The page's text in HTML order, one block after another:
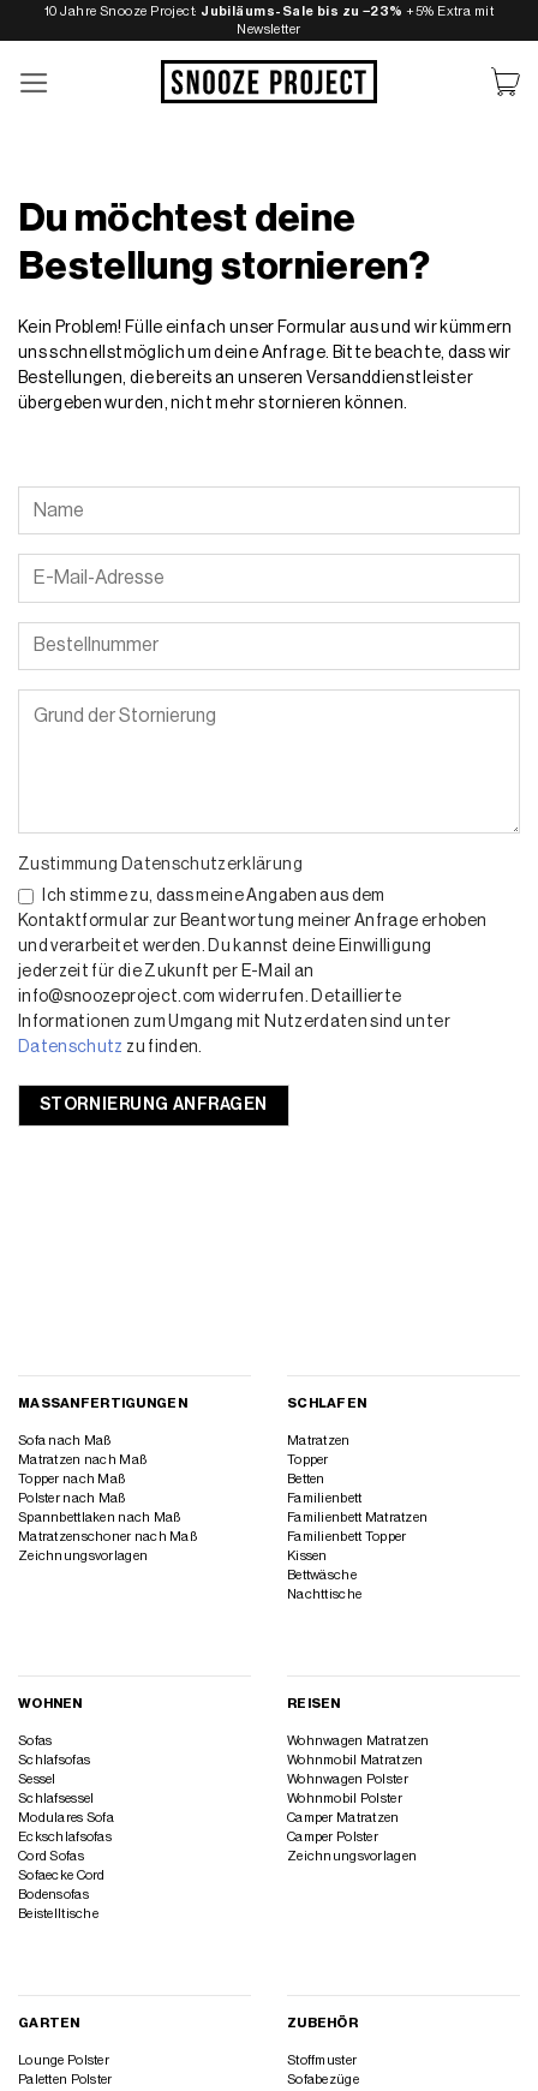
Inhalt
springen
10 Jahre Snooze Project: Jubiläums-Sale bis zu −23% +5% Extra mit
Newsletter
Du möchtest deine
Bestellung stornieren?
Kein Problem! Fülle einfach unser Formular aus und wir kümmern
uns schnellstmöglich um deine Anfrage. Bitte beachte, dass wir
Bestellungen, die bereits an unseren Versanddienstleister
übergeben wurden, nicht mehr stornieren können.
Zustimmung Datenschutzerklärung
Ich stimme zu, dass meine Angaben aus dem
Kontaktformular zur Beantwortung meiner Anfrage erhoben
und verarbeitet werden. Du kannst deine Einwilligung
jederzeit für die Zukunft per E-Mail an
info@snoozeproject.com widerrufen. Detaillierte
Informationen zum Umgang mit Nutzerdaten sind unter
Datenschutz zu finden.
MASSANFERTIGUNGEN
Sofa nach Maß
Matratzen nach Maß
Topper nach Maß
Polster nach Maß
Spannbettlaken nach Maß
Matratzenschoner nach Maß
Zeichnungsvorlagen
SCHLAFEN
Matratzen
Topper
Betten
Familienbett
Familienbett Matratzen
Familienbett Topper
Kissen
Bettwäsche
Nachttische
WOHNEN
Sofas
Schlafsofas
Sessel
Schlafsessel
Modulares Sofa
Eckschlafsofas
Cord Sofas
Sofaecke Cord
Bodensofas
Beistelltische
REISEN
Wohnwagen Matratzen
Wohnmobil Matratzen
Wohnwagen Polster
Wohnmobil Polster
Camper Matratzen
Camper Polster
Zeichnungsvorlagen
GARTEN
Lounge Polster
Paletten Polster
ZUBEHÖR
Stoffmuster
Sofabezüge